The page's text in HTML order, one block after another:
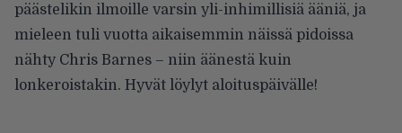
päästelikin ilmoille varsin yli-inhimillisiä ääniä, ja
mieleen tuli vuotta aikaisemmin näissä pidoissa
nähty Chris Barnes – niin äänestä kuin
lonkeroistakin. Hyvät löylyt aloituspäivälle!